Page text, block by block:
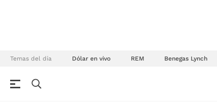
Temas del día Dólar en vivo REM Benegas Lynch